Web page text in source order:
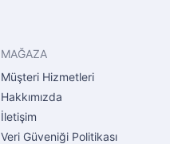
MAĞAZA
Müşteri Hizmetleri
Hakkımızda
İletişim
Veri Güveniği Politikası